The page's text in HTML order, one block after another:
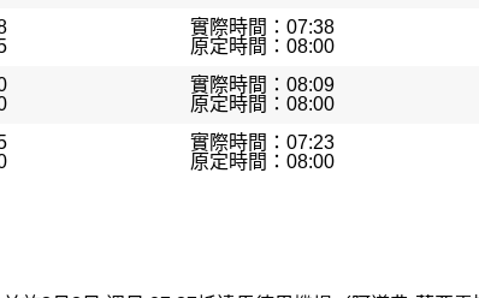
實際時間：07:38
原定時間：08:00
實際時間：08:09
原定時間：08:00
實際時間：07:23
原定時間：08:00